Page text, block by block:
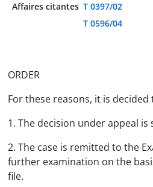
Affaires citantes T 0397/02
T 0596/04
ORDER
For these reasons, it is decided
1. The decision under appeal is
2. The case is remitted to the
further examination on the
file.